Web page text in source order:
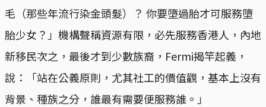
毛（那些年流行染金頭髮）？ 你要墮過胎才可服務墮
胎少女？」機構聲稱資源有限，必先服務香港人，內地
新移民次之，最後才到少數族裔，Fermi揭竿起義，
說：「站在公義原則，尤其社工的價值觀，基本上沒有
背景、種族之分，誰最有需要便服務誰。」